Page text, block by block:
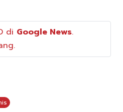
di Google News.